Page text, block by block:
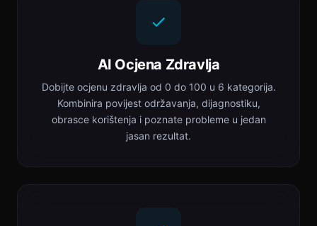
AI Ocjena Zdravlja
Dobijte ocjenu zdravlja od 0 do 100 u 6 kategorija.
Kombinira povijest održavanja, dijagnostiku,
obrasce korištenja i poznate probleme u jedan
jasan rezultat.